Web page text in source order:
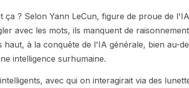
ça ? Selon Yann LeCun, figure de proue de l'IA
avec les mots, ils manquent de
à la conquête de l'IA générale, bien au-
intelligence surhumaine.
avec qui on interagirait via des